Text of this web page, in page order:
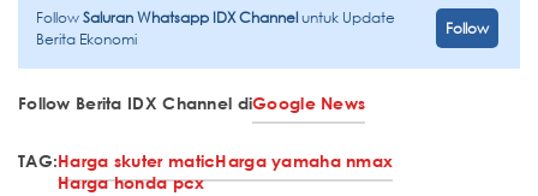
FollowSaluran Whatsapp IDX Channeluntuk Update
Berita Ekonomi
Follow
Follow Berita IDX Channel diGoogle News
TAG:Harga skuter maticHarga yamaha nmax
Harga honda pcx